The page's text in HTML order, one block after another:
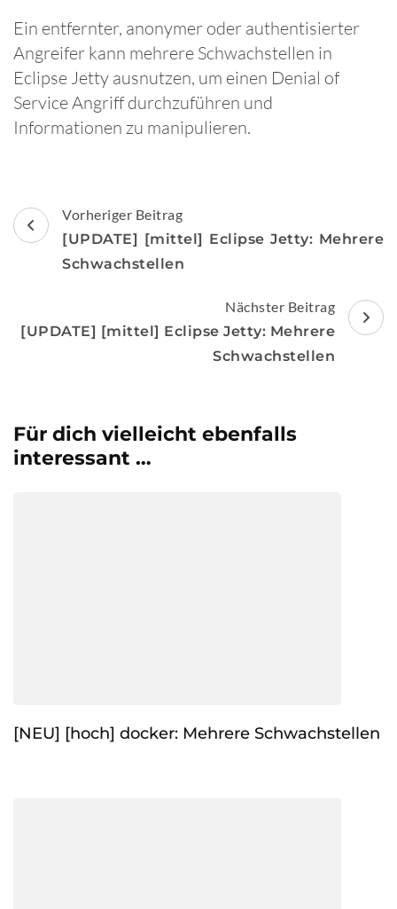
Ein entfernter, anonymer oder authentisierter
Angreifer kann mehrere Schwachstellen in
Eclipse Jetty ausnutzen, um einen Denial of
Service Angriff durchzuführen und
Informationen zu manipulieren.
Beitragsnavigation
Vorheriger Beitrag
[UPDATE] [mittel] Eclipse Jetty: Mehrere
Schwachstellen
Nächster Beitrag
[UPDATE] [mittel] Eclipse Jetty: Mehrere
Schwachstellen
Für dich vielleicht ebenfalls
interessant …
[NEU] [hoch] docker: Mehrere Schwachstellen